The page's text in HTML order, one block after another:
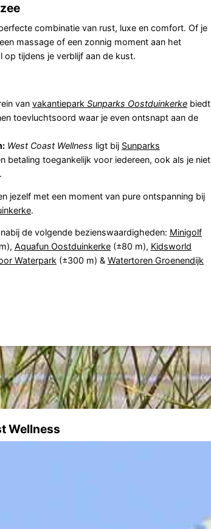
combinatie van rust, luxe en comfort. Of je
massage of een zonnig moment aan het
op tijdens je verblijf aan de kust.
van vakantiepark Sunparks Oostduinkerkebiedt
toevluchtsoord waar je even ontsnapt aan de
West Coast Wellness ligt bij Sunparks
betaling toegankelijk voor iedereen, ook als je niet
jezelf met een moment van pure ontspanning bij
.
nabij de volgende bezienswaardigheden: Minigolf
Aquafun Oostduinkerke(±80 m), Kidsworld
Waterpark (±300 m) & Watertoren Groenendijk
Wellness